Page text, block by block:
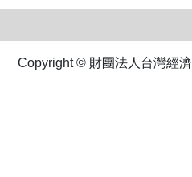
Copyright © 財團法人台灣經